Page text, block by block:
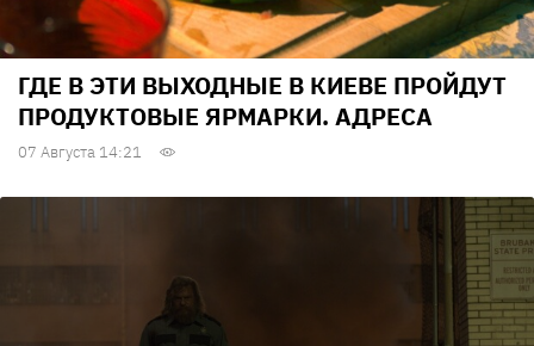
ГДЕ В ЭТИ ВЫХОДНЫЕ В КИЕВЕ ПРОЙДУТ
ПРОДУКТОВЫЕ ЯРМАРКИ. АДРЕСА
07 Августа 14:21